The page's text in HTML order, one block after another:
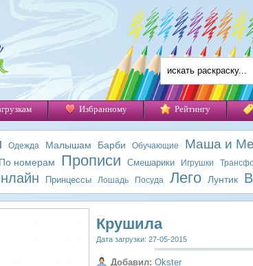
Избранному Рейтингу
Одежда Малышам Барби Обучающие Маша и
По номерам Прописи Смешарики Игрушки
Принцессы Лошадь Посуда Лего Лунтик
Крушила
Дата загрузки: 27-05-2015
Добавил: Okster